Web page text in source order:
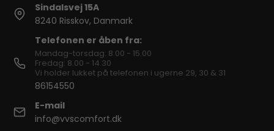
Sindalsvej 15A
8240 Risskov, Danmark
Telefonen er åben fra:
Mandag-torsdag: 8.00 - 15.00
Fredag: 8.00 - 14.30
Vi holder lukket på telefonen i ugerne 29, 30 & 31
86154550
E-mail
info@vvscomfort.dk